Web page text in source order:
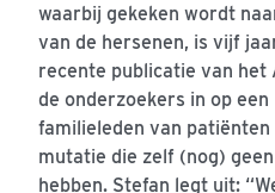
waarbij gekeken wordt
van de hersenen, is vijf
recente publicatie van het
de onderzoekers in op een
familieleden van
mutatie die zelf (nog)
hebben. Stefan legt uit: “